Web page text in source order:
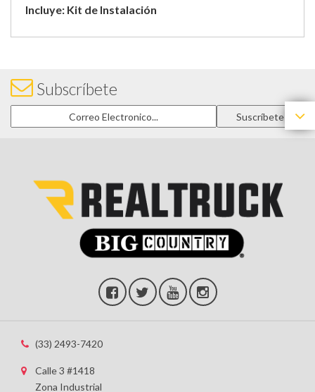
Incluye: Kit de Instalación
Subscríbete
(33) 2493-7420
Calle 3 #1418
Zona Industrial